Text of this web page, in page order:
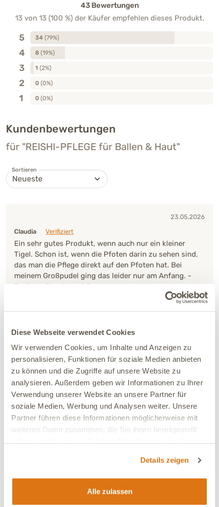
Diese Webseite verwendet Cookies
Wir verwenden Cookies, um Inhalte und Anzeigen zu
personalisieren, Funktionen für soziale Medien anbieten
zu können und die Zugriffe auf unsere Website zu
analysieren. Außerdem geben wir Informationen zu Ihrer
Verwendung unserer Website an unsere Partner für
soziale Medien, Werbung und Analysen weiter. Unsere
Partner führen diese Informationen möglicherweise mit
weiteren Daten zusammen, die Sie ihnen bereitgestellt
Details zeigen
Alle zulassen
43 Bewertungen
13 von 13 (100 %) der Käufer empfehlen dieses Produkt.
5 34 (79%)
4 8 (19%)
3 1 (2%)
2 0 (0%)
1 0 (0%)
Kundenbewertungen
für "REISHI-PFLEGE für Ballen & Haut"
Sortieren
23.05.2026
Claudia
Verifiziert
Ein sehr gutes Produkt, wenn auch nur ein kleiner
Tigel. Schon ist, wenn die Pfoten darin zu sehen sind,
das man die Pflege direkt auf den Pfoten hat. Bei
meinem Großpudel ging das leider nur am Anfang. -
Breiter wäre also schöner -
05.01.2026
Sabine
Verifiziert
Die Salbe/Creme lässt sich gut auf den Ballen verteilen
und macht sie geschmeidig, vor allem die Risse. Sie
riecht auch angenehm dezent.
Verbesserung:Leichte Verbesserung
21.08.2025
Nach dem Bad die Pflege und auch zwischendurch mal
die Pfoten eincremen. Sehr angenehm und reichhaltig